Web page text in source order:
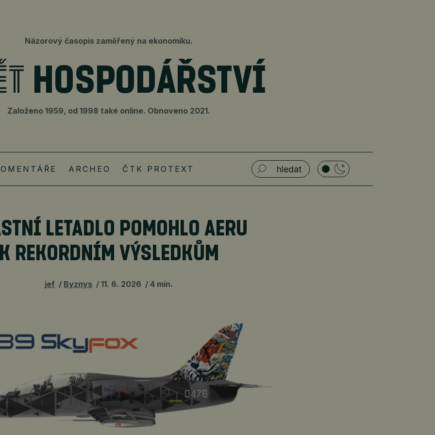
Názorový časopis zaměřený na ekonomiku.
Založeno 1959, od 1998 také online. Obnoveno 2021.
ARCHEO ČTK PROTEXT
LETADLO POMOHLO AERU
REKORDNÍM VÝSLEDKŮM
jef Byznys 11. 6. 2026 4 min.